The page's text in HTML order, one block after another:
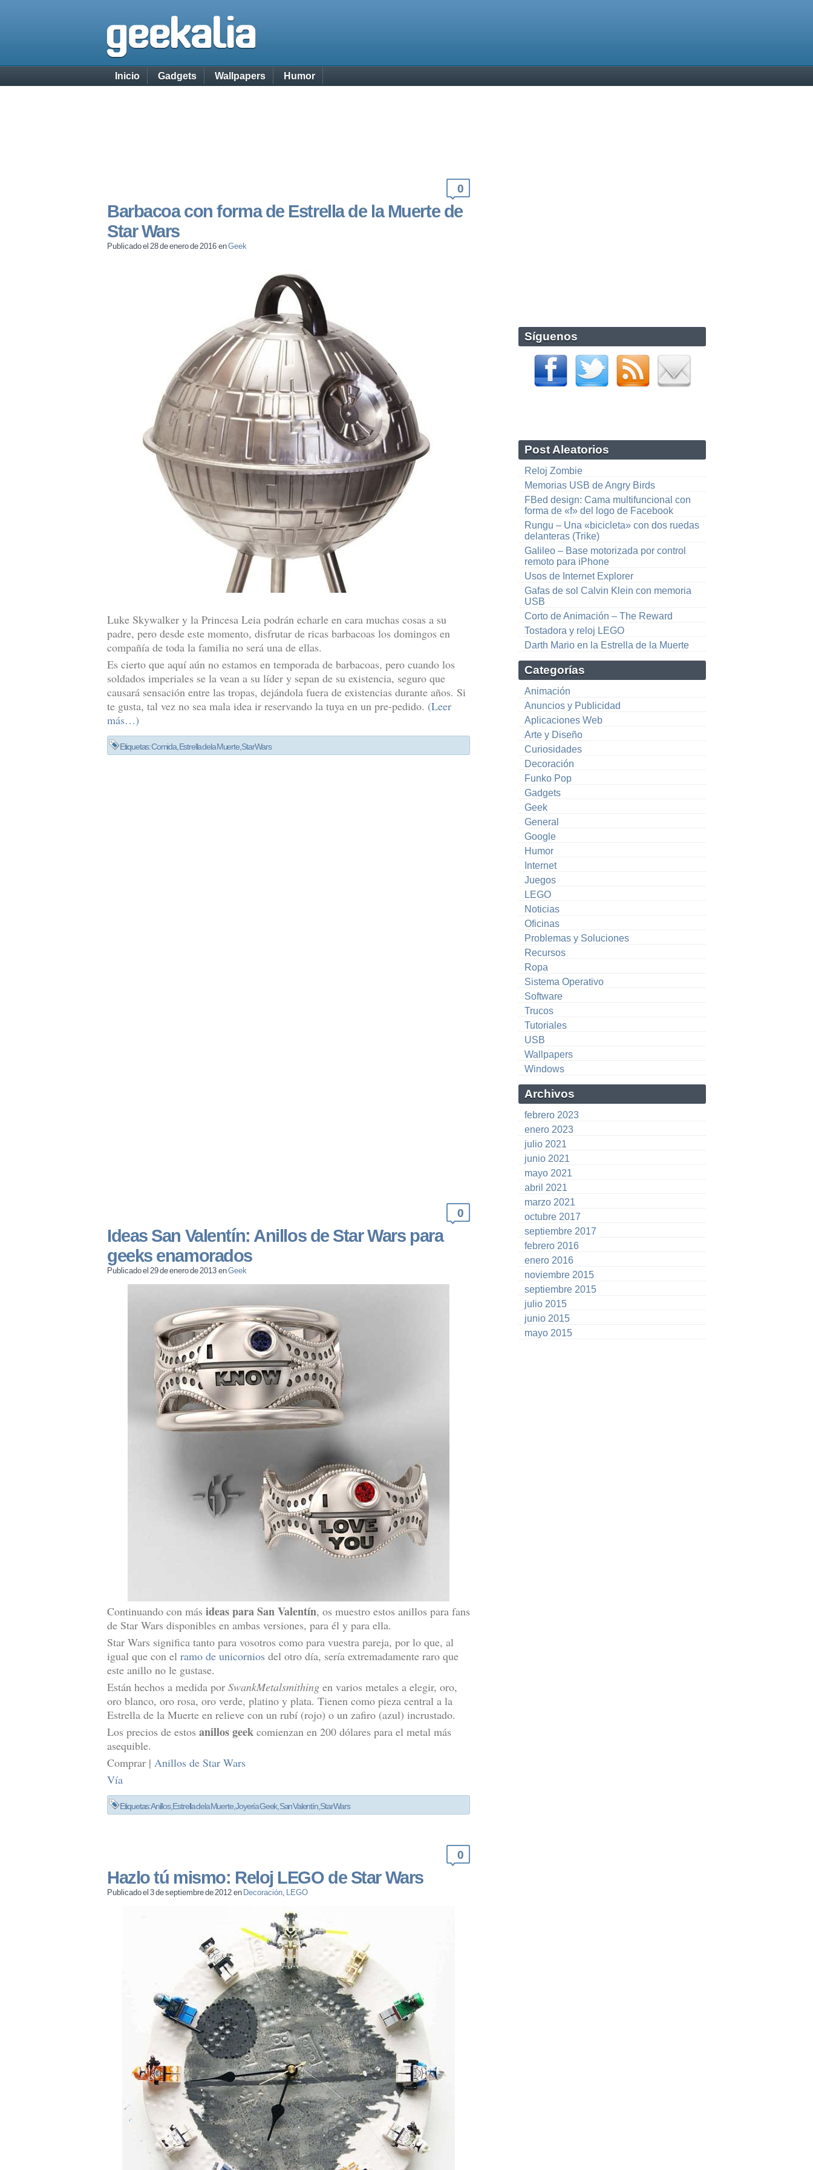
Inicio Gadgets Wallpapers Humor
0
Barbacoa con forma de Estrella de la Muerte de
Star Wars
Publicado el 28 de enero de 2016 enGeek
Luke Skywalker y la Princesa Leia podrán echarle en cara muchas cosas a su
padre, pero desde este momento, disfrutar de ricas barbacoas los domingos en
compañía de toda la familia no será una de ellas.
Es cierto que aquí aún no estamos en temporada de barbacoas, pero cuando los
soldados imperiales se la vean a su líder y sepan de su existencia, seguro que
causará sensación entre las tropas, dejándola fuera de existencias durante años. Si
te gusta, tal vez no sea mala idea ir reservando la tuya en un pre-pedido. (Leer
más…)
Etiquetas:Comida,Estrella de la Muerte,Star Wars
0
Ideas San Valentín: Anillos de Star Wars para
geeks enamorados
Publicado el 29 de enero de 2013 enGeek
Continuando con más ideas para San Valentín, os muestro estos anillos para fans
de Star Wars disponibles en ambas versiones, para él y para ella.
Star Wars significa tanto para vosotros como para vuestra pareja, por lo que, al
igual que con el ramo de unicornios del otro día, sería extremadamente raro que
este anillo no le gustase.
Están hechos a medida por SwankMetalsmithing en varios metales a elegir, oro,
oro blanco, oro rosa, oro verde, platino y plata. Tienen como pieza central a la
Estrella de la Muerte en relieve con un rubí (rojo) o un zafiro (azul) incrustado.
Los precios de estos anillos geek comienzan en 200 dólares para el metal más
asequible.
Comprar | Anillos de Star Wars
Vía
Etiquetas:Anillos,Estrella de la Muerte,Joyería Geek, San Valentín, Star Wars
0
Hazlo tú mismo: Reloj LEGO de Star Wars
Publicado el 3 de septiembre de 2012 en Decoración, LEGO
Síguenos
Post Aleatorios
Reloj Zombie
Memorias USB de Angry Birds
FBed design: Cama multifuncional con
forma de «f» del logo de Facebook
Rungu – Una «bicicleta» con dos ruedas
delanteras (Trike)
Galileo – Base motorizada por control
remoto para iPhone
Usos de Internet Explorer
Gafas de sol Calvin Klein con memoria
USB
Corto de Animación – The Reward
Tostadora y reloj LEGO
Darth Mario en la Estrella de la Muerte
Categorías
Animación
Anuncios y Publicidad
Aplicaciones Web
Arte y Diseño
Curiosidades
Decoración
Funko Pop
Gadgets
Geek
General
Google
Humor
Internet
Juegos
LEGO
Noticias
Oficinas
Problemas y Soluciones
Recursos
Ropa
Sistema Operativo
Software
Trucos
Tutoriales
USB
Wallpapers
Windows
Archivos
febrero 2023
enero 2023
julio 2021
junio 2021
mayo 2021
abril 2021
marzo 2021
octubre 2017
septiembre 2017
febrero 2016
enero 2016
noviembre 2015
septiembre 2015
julio 2015
junio 2015
mayo 2015